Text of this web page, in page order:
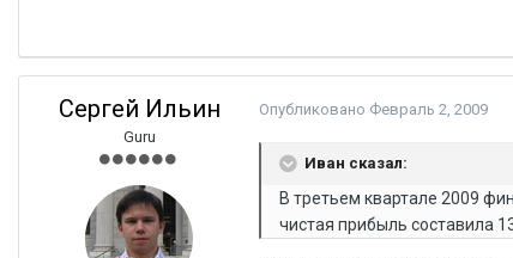
Сергей Ильин
Guru
Опубликовано Февраль 2, 2009
Иван сказал:
В третьем квартале 2009
чистая прибыль составила